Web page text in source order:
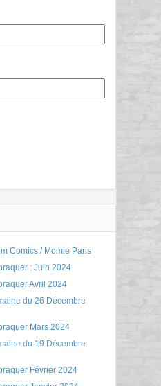
Comics / Momie Paris
: Juin 2024
Avril 2024
du 26 Décembre
Mars 2024
du 19 Décembre
Février 2024